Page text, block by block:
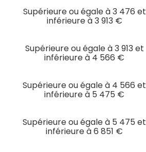
Supérieure ou égale à 3 476 et
inférieure à 3 913 €
Supérieure ou égale à 3 913 et
inférieure à 4 566 €
Supérieure ou égale à 4 566 et
inférieure à 5 475 €
Supérieure ou égale à 5 475 et
inférieure à 6 851 €